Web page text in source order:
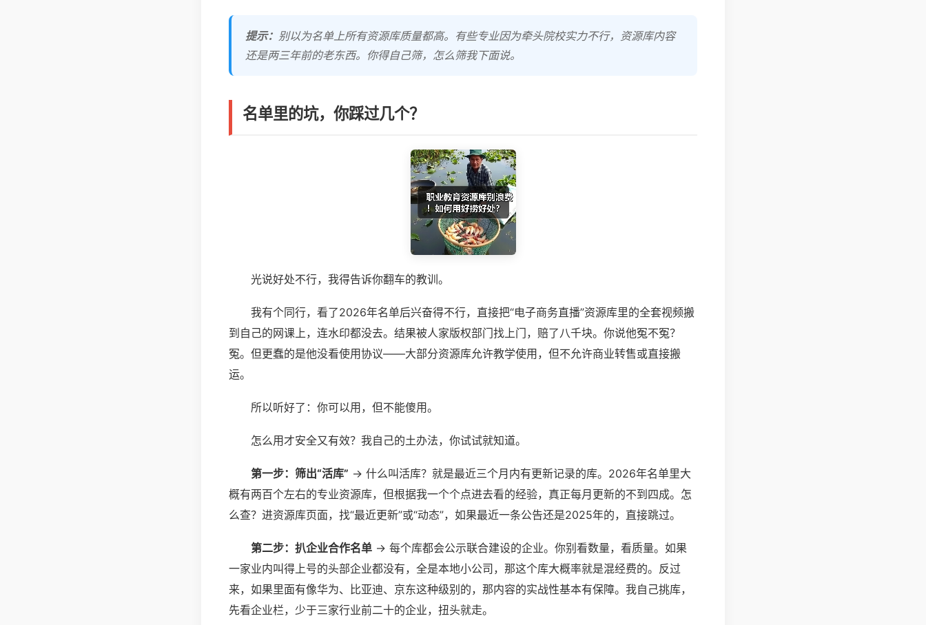
提示： 别以为名单上所有资源库质量都高。有些专业因为牵头院校实力不行，资源库内容
还是两三年前的老东西。你得自己筛，怎么筛我下面说。
名单里的坑，你踩过几个？
光说好处不行，我得告诉你翻车的教训。
我有个同行，看了2026年名单后兴奋得不行，直接把“电子商务直播”资源库里的全套视频搬
到自己的网课上，连水印都没去。结果被人家版权部门找上门，赔了八千块。你说他冤不冤？
冤。但更蠢的是他没看使用协议——大部分资源库允许教学使用，但不允许商业转售或直接搬
运。
所以听好了：你可以用，但不能傻用。
怎么用才安全又有效？我自己的土办法，你试试就知道。
第一步：筛出“活库” → 什么叫活库？就是最近三个月内有更新记录的库。2026年名单里大
概有两百个左右的专业资源库，但根据我一个个点进去看的经验，真正每月更新的不到四成。怎
么查？进资源库页面，找“最近更新”或“动态”，如果最近一条公告还是2025年的，直接跳过。
第二步：扒企业合作名单 → 每个库都会公示联合建设的企业。你别看数量，看质量。如果
一家业内叫得上号的头部企业都没有，全是本地小公司，那这个库大概率就是混经费的。反过
来，如果里面有像华为、比亚迪、京东这种级别的，那内容的实战性基本有保障。我自己挑库，
先看企业栏，少于三家行业前二十的企业，扭头就走。